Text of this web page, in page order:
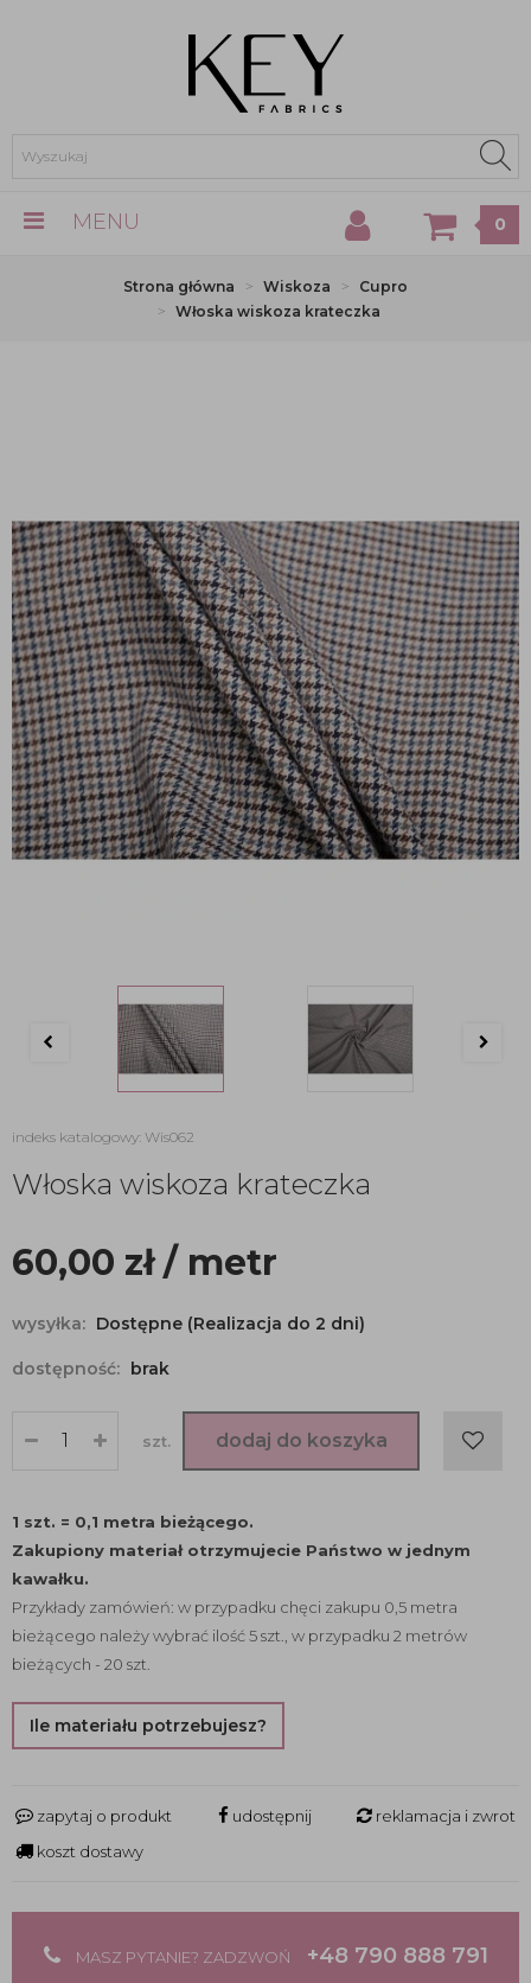
MENU 0
Strona główna Wiskoza
Cupro
Włoska wiskoza krateczka
indeks katalogowy: Wis062
Włoska wiskoza krateczka
60,00 zł/ metr
wysyłka: Dostępne (Realizacja do 2 dni)
dostępność: brak
szt. dodaj do koszyka
1 szt. = 0,1 metra bieżącego.
Zakupiony materiał otrzymujecie Państwo w jednym
kawałku.
Przykłady zamówień: w przypadku chęci zakupu 0,5 metra
bieżącego należy wybrać ilość 5 szt., w przypadku 2 metrów
bieżących - 20 szt.
Ile materiału potrzebujesz?
zapytaj o produkt udostępnij
reklamacja i zwrot
koszt dostawy
MASZ PYTANIE? ZADZWOŃ +48 790 888 791